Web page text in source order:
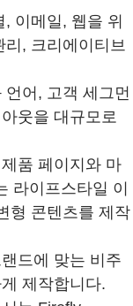
이메일, 웹을 위
, 크리에이티브
언어, 고객 세그먼
웃을 대규모로
제품 페이지와 마
라이프스타일 이
형 콘텐츠를 제작
랜드에 맞는 비주
제작합니다.